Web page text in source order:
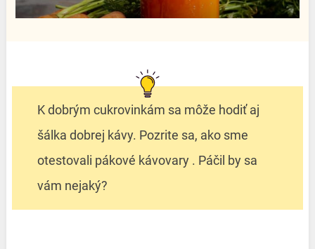
K dobrým cukrovinkám sa môže hodiť aj
šálka dobrej kávy. Pozrite sa, ako sme
otestovali pákové kávovary . Páčil by sa
vám nejaký?